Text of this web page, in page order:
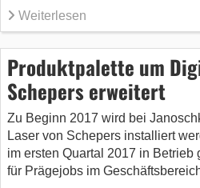
Weiterlesen
Produktpalette um
Schepers erweitert
Zu Beginn 2017 wird bei
Laser von Schepers installiert
im ersten Quartal 2017 in Betrieb
für Prägejobs im